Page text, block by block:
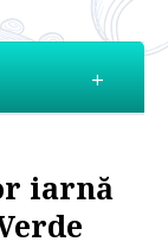
iarnă